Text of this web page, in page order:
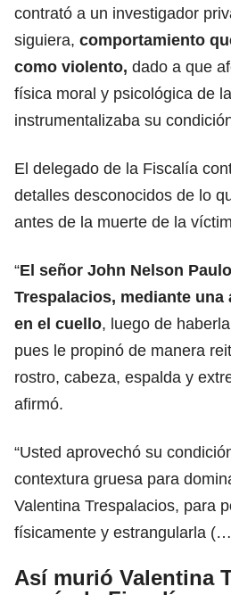
contrató a un investigador
siguiera, comportamiento
como violento, dado a que
física moral y psicológica de
instrumentalizaba su
El delegado de la Fiscalía
detalles desconocidos de lo
antes de la muerte de la
“El señor John Nelson
Trespalacios, mediante una
en el cuello, luego de
pues le propinó de manera
rostro, cabeza, espalda y
afirmó.
“Usted aprovechó su
contextura gruesa para
Valentina Trespalacios, para
físicamente y estrangularla
Así murió Valentina